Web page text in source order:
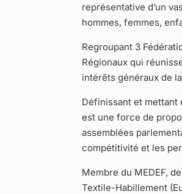
représentative d’un
hommes, femmes,
Regroupant 3
Régionaux qui
intérêts généraux de
Définissant et mettant
est une force de
assemblées
compétitivité et les
Membre du MEDEF,
Textile-Habillement